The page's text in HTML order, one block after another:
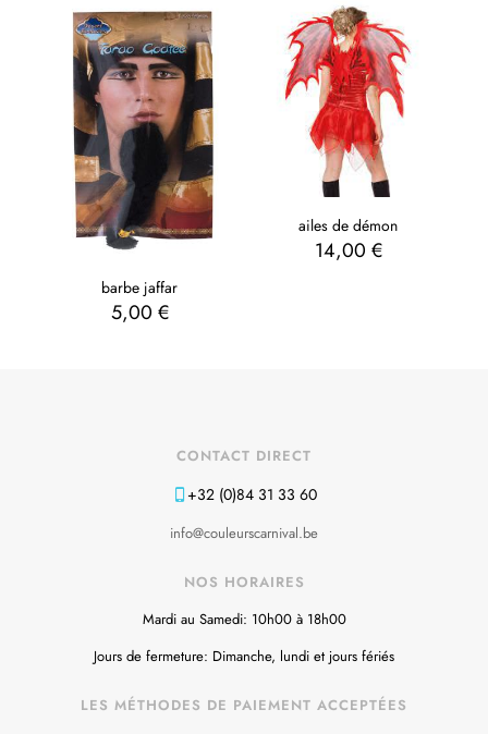
barbe jaffar
5,00 €
ailes de démon
14,00 €
CONTACT DIRECT
+32 (0)84 31 33 60
info@couleurscarnival.be
NOS HORAIRES
Mardi au Samedi: 10h00 à 18h00
Jours de fermeture: Dimanche, lundi et jours fériés
LES MÉTHODES DE PAIEMENT ACCEPTÉES